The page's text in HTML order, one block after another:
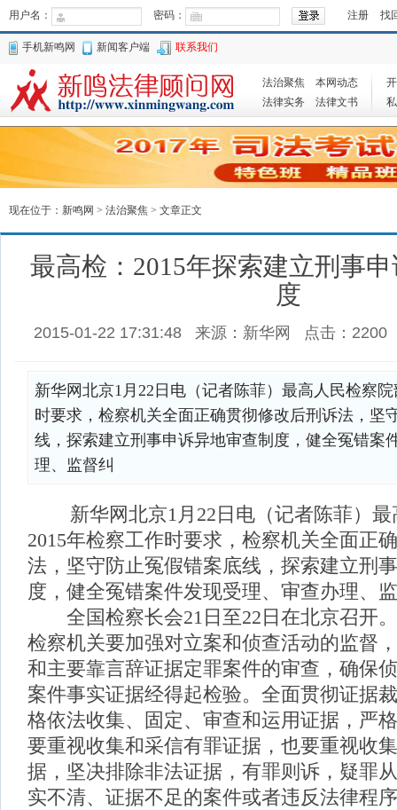
用户名： 密码： 注册 找
手机新鸣网 新闻客户端 联系我们
法治聚焦
本网动态
法律实务
法律文书
现在位于： 新鸣网 > 法治聚焦 > 文章正文
最高检：2015年探索建立刑事
度
2015-01-22 17:31:48 来源：新华网 点击： 2200
新华网北京1月22日电（记者陈菲）最高人民检察
时要求，检察机关全面正确贯彻修改后刑诉法，坚
线，探索建立刑事申诉异地审查制度，健全冤错案
理、监督纠
新华网北京1月22日电（记者陈菲）最
2015年检察工作时要求，检察机关全面正
法，坚守防止冤假错案底线，探索建立刑
度，健全冤错案件发现受理、审查办理、
全国检察长会21日至22日在北京召开
检察机关要加强对立案和侦查活动的监督
和主要靠言辞证据定罪案件的审查，确保
案件事实证据经得起检验。全面贯彻证据
格依法收集、固定、审查和运用证据，严
要重视收集和采信有罪证据，也要重视收
据，坚决排除非法证据，有罪则诉，疑罪
实不清、证据不足的案件或者违反法律程